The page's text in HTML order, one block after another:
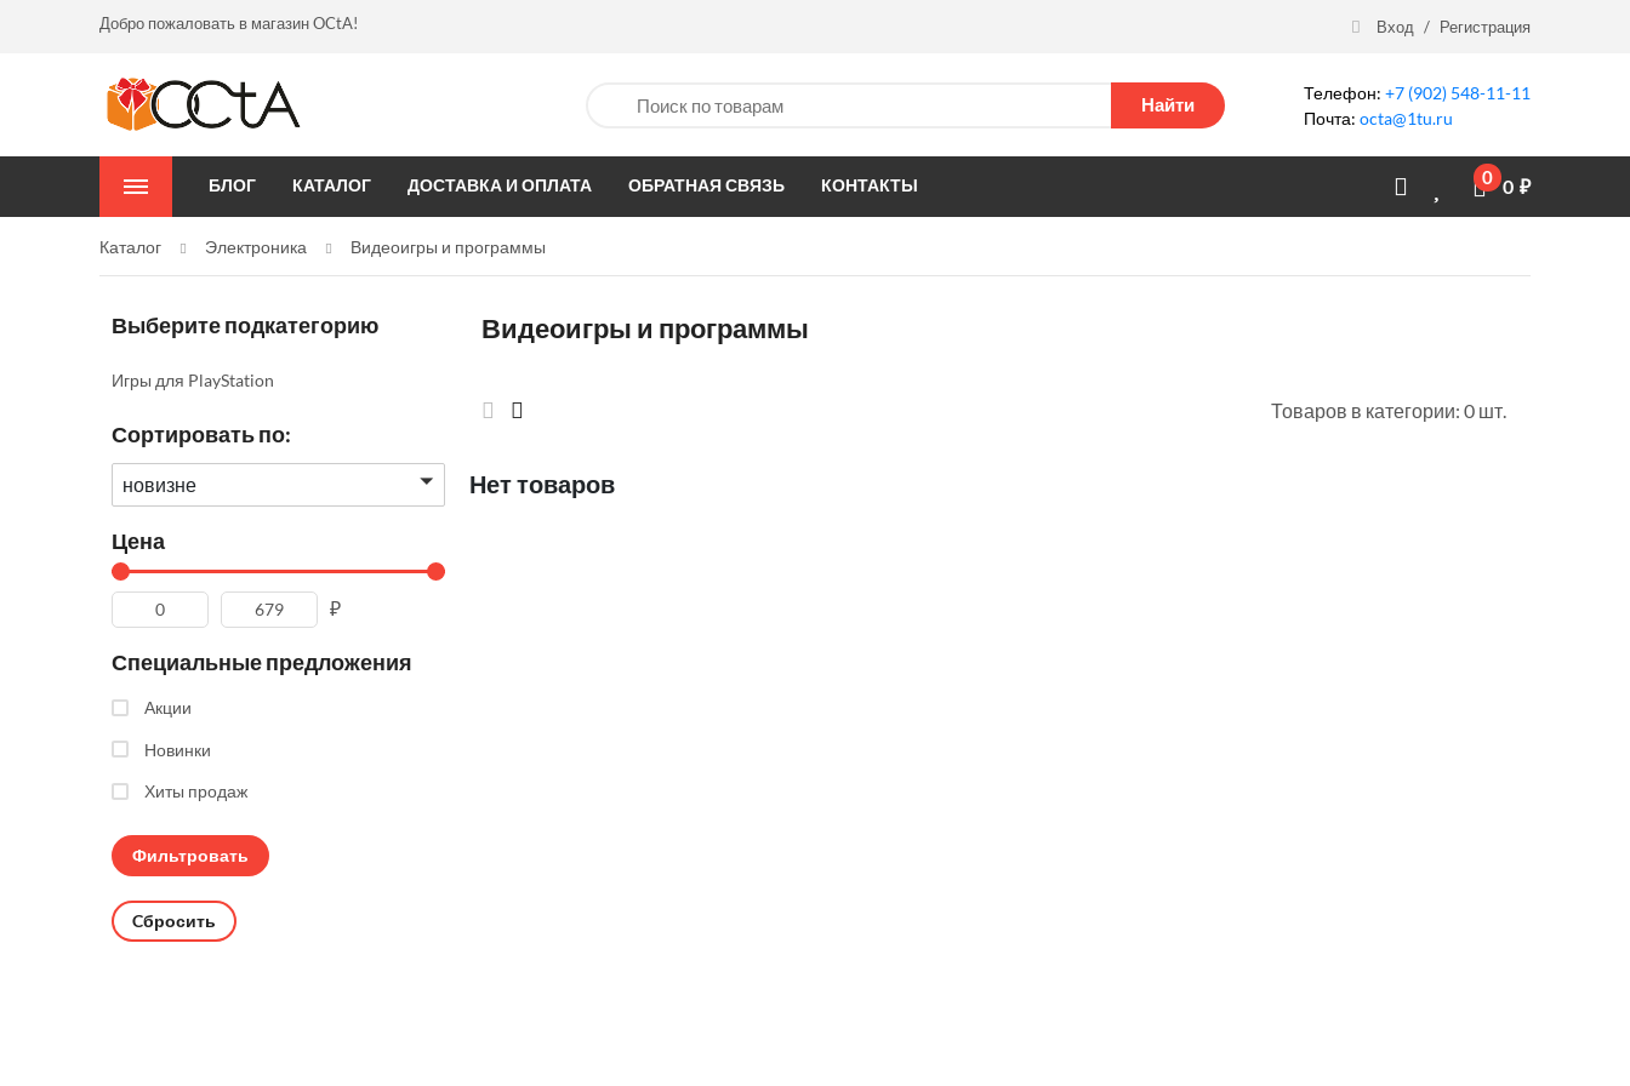
Добро пожаловать в магазин OCtA! Вход / Регистрация
Найти
Телефон: +7 (902) 548-11-11
Почта: octa@1tu.ru
БЛОГ КАТАЛОГ ДОСТАВКА И ОПЛАТА ОБРАТНАЯ СВЯЗЬ КОНТАКТЫ 0 0 ₽
Каталог Электроника Видеоигры и программы
Выберите подкатегорию
Игры для PlayStation
Сортировать по:
новизне
Цена
₽
Специальные предложения
Акции
Новинки
Хиты продаж
Cбросить
Видеоигры и программы
Товаров в категории: 0 шт.
Нет товаров